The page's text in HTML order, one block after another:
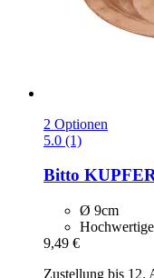
2 Optionen
5.0 (1)
Bitto
Ø 9cm
9,49 €
Zustellung bis 12.